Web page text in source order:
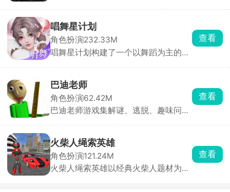
变。游戏里，通过选择与对话推动剧情
发展，每一次抉择都影响角色关系与结
局走向，故事充满不确定性，每个决定
都会引发连锁反应。游戏中的角色都藏
唱舞星计划
角色扮演232.33M
唱舞星计划构建了一个以舞蹈为主的幻
衣服，用跳舞的方式与其他玩家同台竞
技，提升自己的艺术品鉴能力和身体灵
活性。游戏中有大量的音乐曲库，环境
也可以自由探索，努力成为你心目中的
查看
巴迪老师
角色扮演62.42M
巴迪老师游戏集解谜、逃脱、趣味问答
花八门的谜题，一边想办法逃出学校。
一路上还会接连碰到各种脑洞大开的虐
心难题，想要通关可没那么简单。
查看
火柴人绳索英雄
角色扮演121.24M
火柴人绳索英雄以经典火柴人题材为主
查看